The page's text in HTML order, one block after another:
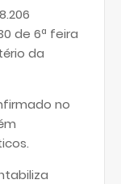
de 6ª feira
da
no